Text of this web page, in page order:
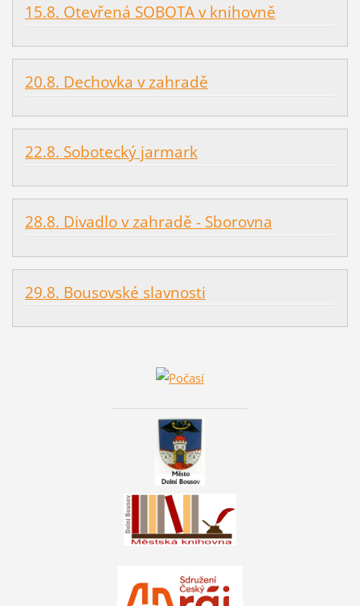
15.8. Otevřená SOBOTA v knihovně
20.8. Dechovka v zahradě
22.8. Sobotecký jarmark
28.8. Divadlo v zahradě - Sborovna
29.8. Bousovské slavnosti